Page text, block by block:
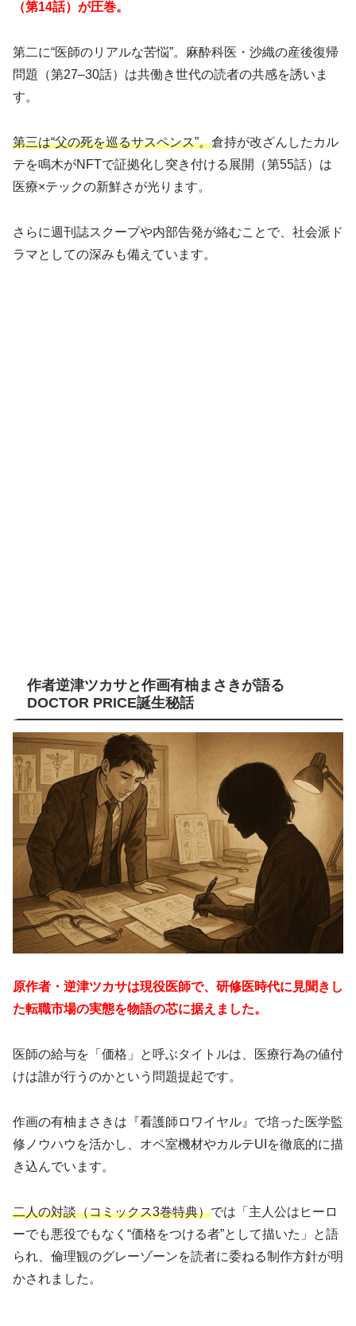
（第14話）が圧巻。
第二に“医師のリアルな苦悩”。麻酔科医・沙織の産後復帰
問題（第27–30話）は共働き世代の読者の共感を誘いま
す。
第三は“父の死を巡るサスペンス”。倉持が改ざんしたカル
テを鳴木がNFTで証拠化し突き付ける展開（第55話）は
医療×テックの新鮮さが光ります。
さらに週刊誌スクープや内部告発が絡むことで、社会派ド
ラマとしての深みも備えています。
作者逆津ツカサと作画有柚まさきが語る
DOCTOR PRICE誕生秘話
原作者・逆津ツカサは現役医師で、研修医時代に見聞きし
た転職市場の実態を物語の芯に据えました。
医師の給与を「価格」と呼ぶタイトルは、医療行為の値付
けは誰が行うのかという問題提起です。
作画の有柚まさきは『看護師ロワイヤル』で培った医学監
修ノウハウを活かし、オペ室機材やカルテUIを徹底的に描
き込んでいます。
二人の対談（コミックス3巻特典）では「主人公はヒーロ
ーでも悪役でもなく“価格をつける者”として描いた」と語
られ、倫理観のグレーゾーンを読者に委ねる制作方針が明
かされました。